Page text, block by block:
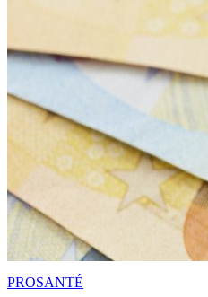
PROSANTÉ